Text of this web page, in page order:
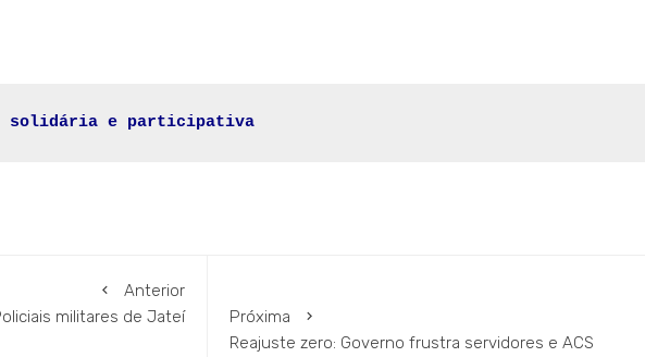
solidária e participativa
Anterior
militares de Jateí
Próxima
Reajuste zero: Governo frustra servidores e ACS